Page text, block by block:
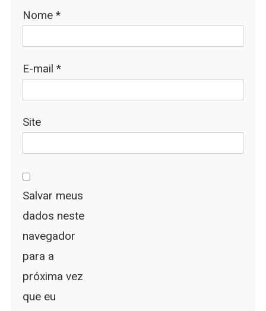
Nome *
E-mail *
Site
Salvar meus
dados neste
navegador
para a
próxima vez
que eu